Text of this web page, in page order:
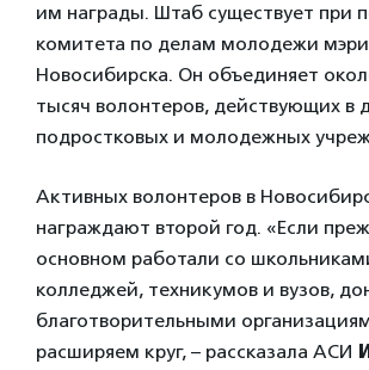
им награды. Штаб существует при
комитета по делам молодежи
Новосибирска. Он объединяет
тысяч волонтеров, действующих в
подростковых и молодежных
Активных волонтеров в
награждают второй год. «Если
основном работали со
колледжей, техникумов и вузов,
благотворительными
расширяем круг, – рассказала АСИ